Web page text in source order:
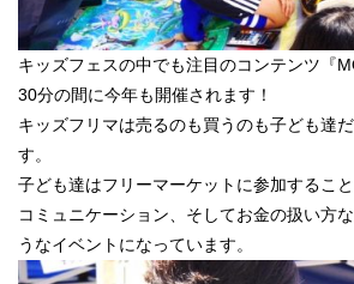
キッズフェスの中でも注目のコンテンツ『
30分の間に今年も開催されます！
キッズフリマは売るのも買うのも子ども達
す。
子ども達はフリーマーケットに参加するこ
コミュニケーション、そしてお金の扱い方